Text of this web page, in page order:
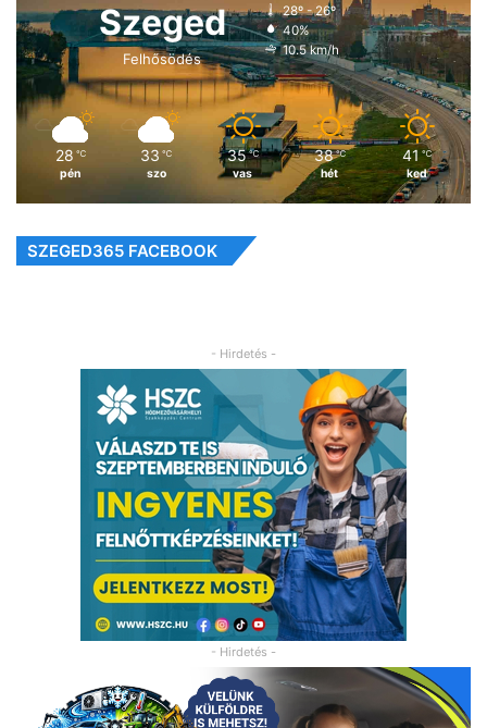
Szeged
Felhősödés
28º - 26º
40%
10.5 km/h
28 ℃
pén
33 ℃
szo
35 ℃
vas
38 ℃
hét
41 ℃
ked
SZEGED365 FACEBOOK
- Hirdetés -
- Hirdetés -